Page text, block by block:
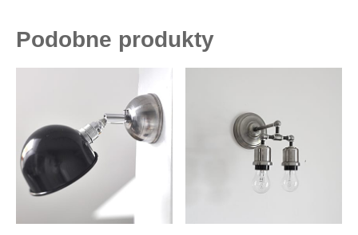
Podobne produkty